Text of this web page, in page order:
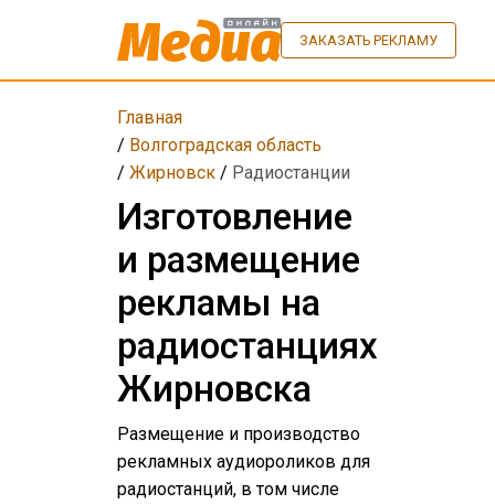
ЗАКАЗАТЬ РЕКЛАМУ
Главная
/ Волгоградская область
/Жирновск / Радиостанции
Изготовление
и размещение
рекламы на
радиостанциях
Жирновска
Размещение и производство
рекламных аудиороликов для
радиостанций, в том числе